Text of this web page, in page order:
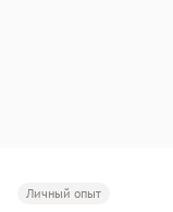
Личный опыт